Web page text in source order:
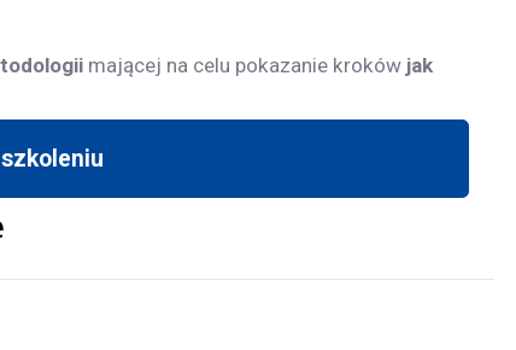
mającej na celu pokazanie kroków jak